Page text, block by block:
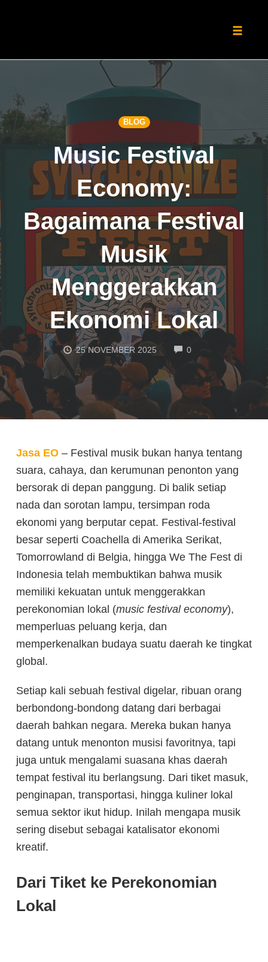
content
BLOG
Music Festival
Economy:
Bagaimana Festival
Musik
Menggerakkan
Ekonomi Lokal
25 NOVEMBER 2025 0COMMENTS
Jasa EO – Festival musik bukan hanya tentang
suara, cahaya, dan kerumunan penonton yang
bersorak di depan panggung. Di balik setiap
nada dan sorotan lampu, tersimpan roda
ekonomi yang berputar cepat. Festival-festival
besar seperti Coachella di Amerika Serikat,
Tomorrowland di Belgia, hingga We The Fest di
Indonesia telah membuktikan bahwa musik
memiliki kekuatan untuk menggerakkan
perekonomian lokal (music festival economy),
memperluas peluang kerja, dan
memperkenalkan budaya suatu daerah ke tingkat
global.
Setiap kali sebuah festival digelar, ribuan orang
berbondong-bondong datang dari berbagai
daerah bahkan negara. Mereka bukan hanya
datang untuk menonton musisi favoritnya, tapi
juga untuk mengalami suasana khas daerah
tempat festival itu berlangsung. Dari tiket masuk,
penginapan, transportasi, hingga kuliner lokal
semua sektor ikut hidup. Inilah mengapa musik
sering disebut sebagai katalisator ekonomi
kreatif.
Dari Tiket ke Perekonomian
Lokal